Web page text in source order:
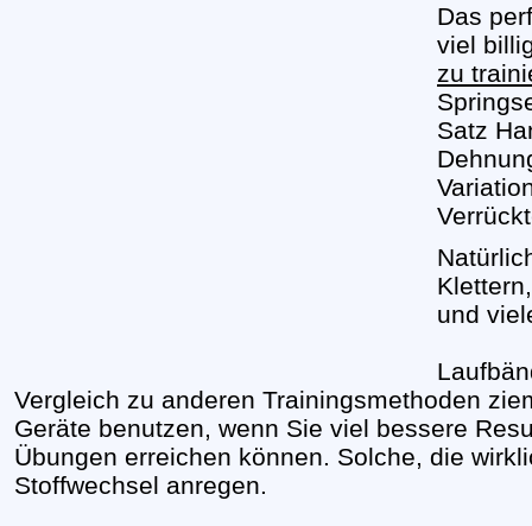
Das
viel
zu
Satz
und
Vergleich zu anderen Trainingsmethoden
Geräte benutzen, wenn Sie viel bessere
Übungen erreichen können. Solche, die
Stoffwechsel anregen.